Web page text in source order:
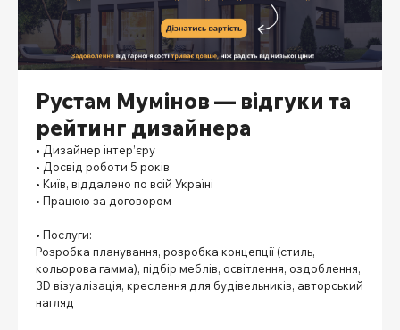
Рустам Мумінов — відгуки та
рейтинг дизайнера
• Дизайнер інтер’єру
• Досвід роботи 5 років
• Київ, віддалено по всій Україні
• Працюю за договором
• Послуги:
Розробка планування, розробка концепції (стиль,
кольорова гамма), підбір меблів, освітлення, оздоблення,
3D візуалізація, креслення для будівельників, авторський
нагляд